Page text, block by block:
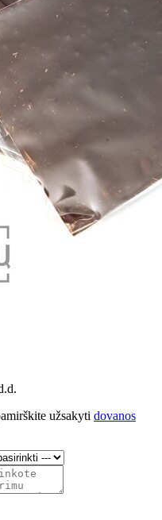
užsakyti dovanos